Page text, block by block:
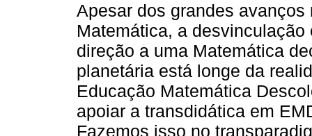
Apesar dos grandes avanços
Matemática, a desvinculação
direção a uma Matemática
planetária está longe da
Educação Matemática
apoiar a transdidática em
Fazemos isso no